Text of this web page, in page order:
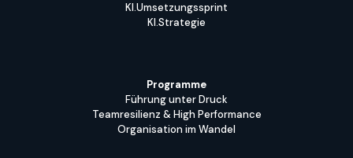
KI.Umsetzungssprint
KI.Strategie
Programme
Führung unter Druck
Teamresilienz & High Performance
Organisation im Wandel